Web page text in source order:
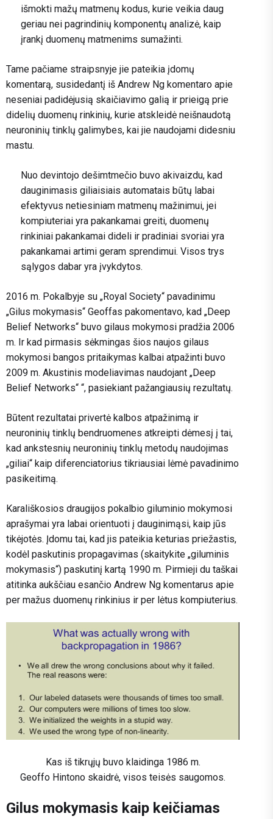
išmokti mažų matmenų kodus, kurie veikia daug
geriau nei pagrindinių komponentų analizė, kaip
įrankį duomenų matmenims sumažinti.
Tame pačiame straipsnyje jie pateikia įdomų
komentarą, susidedantį iš Andrew Ng komentaro apie
neseniai padidėjusią skaičiavimo galią ir prieigą prie
didelių duomenų rinkinių, kurie atskleidė neišnaudotą
neuroninių tinklų galimybes, kai jie naudojami didesniu
mastu.
Nuo devintojo dešimtmečio buvo akivaizdu, kad
dauginimasis giliaisiais automatais būtų labai
efektyvus netiesiniam matmenų mažinimui, jei
kompiuteriai yra pakankamai greiti, duomenų
rinkiniai pakankamai dideli ir pradiniai svoriai yra
pakankamai artimi geram sprendimui. Visos trys
sąlygos dabar yra įvykdytos.
2016 m. Pokalbyje su „Royal Society“ pavadinimu
„Gilus mokymasis“ Geoffas pakomentavo, kad „Deep
Belief Networks“ buvo gilaus mokymosi pradžia 2006
m. Ir kad pirmasis sėkmingas šios naujos gilaus
mokymosi bangos pritaikymas kalbai atpažinti buvo
2009 m. Akustinis modeliavimas naudojant „Deep
Belief Networks“ “, pasiekiant pažangiausių rezultatų.
Būtent rezultatai privertė kalbos atpažinimą ir
neuroninių tinklų bendruomenes atkreipti dėmesį į tai,
kad ankstesnių neuroninių tinklų metodų naudojimas
„giliai“ kaip diferenciatorius tikriausiai lėmė pavadinimo
pasikeitimą.
Karališkosios draugijos pokalbio giluminio mokymosi
aprašymai yra labai orientuoti į dauginimąsi, kaip jūs
tikėjotės. Įdomu tai, kad jis pateikia keturias priežastis,
kodėl paskutinis propagavimas (skaitykite „giluminis
mokymasis“) paskutinį kartą 1990 m. Pirmieji du taškai
atitinka aukščiau esančio Andrew Ng komentarus apie
per mažus duomenų rinkinius ir per lėtus kompiuterius.
Kas iš tikrųjų buvo klaidinga 1986 m.
Geoffo Hintono skaidrė, visos teisės saugomos.
Gilus mokymasis kaip keičiamas